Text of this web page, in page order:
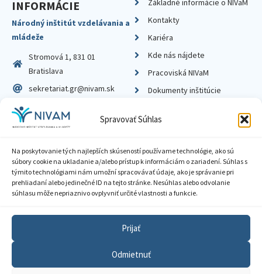
Spravovať Súhlas
Na poskytovanie tých najlepších skúseností používame technológie, ako sú
súbory cookie na ukladanie a/alebo prístup k informáciám o zariadení. Súhlas s
týmito technológiami nám umožní spracovávať údaje, ako je správanie pri
prehliadaní alebo jedinečné ID na tejto stránke. Nesúhlas alebo odvolanie
súhlasu môže nepriaznivo ovplyvniť určité vlastnosti a funkcie.
Prijať
Odmietnuť
INFORMÁCIE
Národný inštitút vzdelávania a
mládeže
Stromová 1, 831 01
Bratislava
sekretariat.gr@nivam.sk
IČO: 00164348
DIČ: 2020798714
Základné informácie o NIVaM
Kontakty
Kariéra
Kde nás nájdete
Pracoviská NIVaM
Dokumenty inštitúcie
Zásady ochrany súkromia
Sprístupnenie informácií